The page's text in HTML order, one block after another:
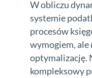
W obliczu
systemie
procesów
wymogiem, ale
optymalizację.
kompleksowy